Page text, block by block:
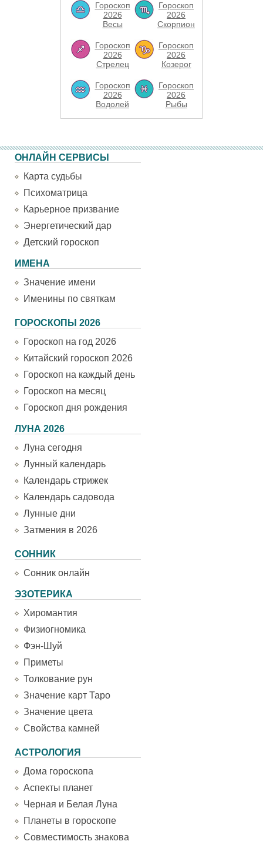
Гороскоп
2026
Весы
Гороскоп
2026
Скорпион
Гороскоп
2026
Стрелец
Гороскоп
2026
Козерог
Гороскоп
2026
Водолей
Гороскоп
2026
Рыбы
ОНЛАЙН СЕРВИСЫ
Карта судьбы
Психоматрица
Карьерное призвание
Энергетический дар
Детский гороскоп
ИМЕНА
Значение имени
Именины по святкам
ГОРОСКОПЫ 2026
Гороскоп на год 2026
Китайский гороскоп 2026
Гороскоп на каждый день
Гороскоп на месяц
Гороскоп дня рождения
ЛУНА 2026
Луна сегодня
Лунный календарь
Календарь стрижек
Календарь садовода
Лунные дни
Затмения в 2026
СОННИК
Сонник онлайн
ЭЗОТЕРИКА
Хиромантия
Физиогномика
Фэн-Шуй
Приметы
Толкование рун
Значение карт Таро
Значение цвета
Свойства камней
АСТРОЛОГИЯ
Дома гороскопа
Аспекты планет
Черная и Белая Луна
Планеты в гороскопе
Совместимость знакова